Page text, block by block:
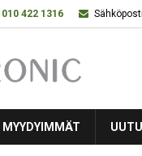
010 422 1316
MYYDYIMMÄT